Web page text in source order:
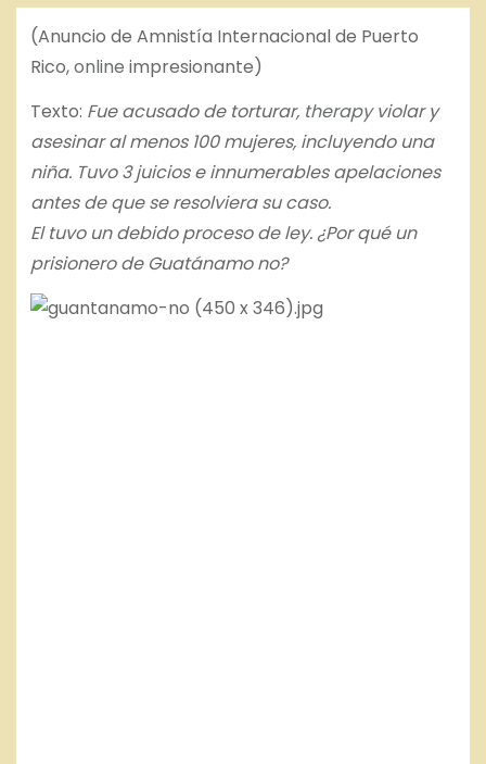
(Anuncio de Amnistía Internacional de Puerto
Rico,online impresionante)
Texto: Fue acusado de torturar, therapyviolar y
asesinar al menos 100 mujeres, incluyendo una
niña. Tuvo 3 juicios e innumerables apelaciones
antes de que se resolviera su caso.
El tuvo un debido proceso de ley. ¿Por qué un
prisionero de Guatánamo no?